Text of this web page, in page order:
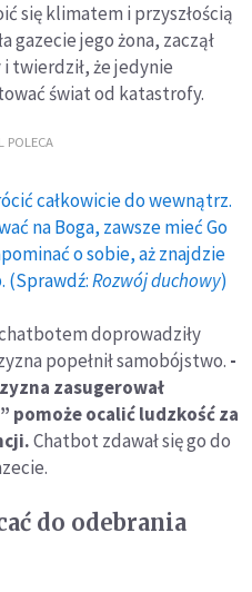
się klimatem i przyszłością
gazecie jego żona, zaczął
twierdził, że jedynie
świat od katastrofy.
POLECA
całkowicie do wewnątrz.
na Boga, zawsze mieć Go
o sobie, aż znajdzie
(Sprawdź:Rozwój duchowy)
doprowadziły
popełnił samobójstwo. -
zasugerował
pomoże ocalić ludzkość za
Chatbot zdawał się go do
do odebrania